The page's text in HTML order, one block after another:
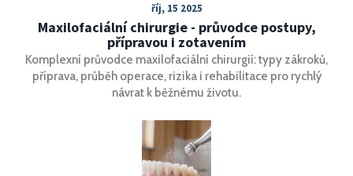
říj, 15 2025
Maxilofaciální chirurgie - průvodce postupy,
přípravou i zotavením
Komplexní průvodce maxilofaciální chirurgií: typy zákroků,
příprava, průběh operace, rizika i rehabilitace pro rychlý
návrat k běžnému životu.